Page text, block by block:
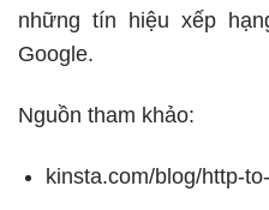
những tín hiệu xếp
Google.
Nguồn tham khảo:
kinsta.com/blog/http-